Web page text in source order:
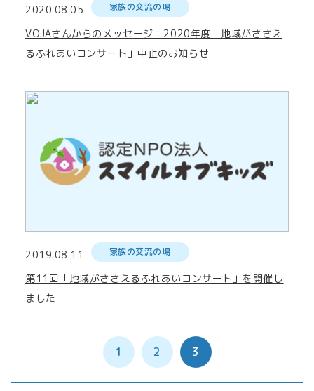
2020.08.05 家族の交流の場
VOJAさんからのメッセージ：2020年度「地域がささえ
るふれあいコンサート」中止のお知らせ
2019.08.11 家族の交流の場
第11回「地域がささえるふれあいコンサート」を開催し
ました
1 2 3